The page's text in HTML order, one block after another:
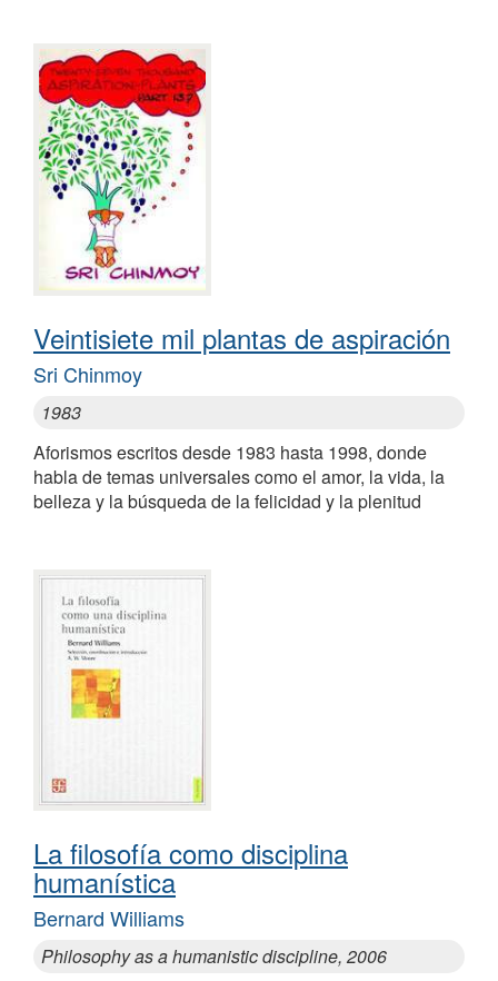
Veintisiete mil plantas de aspiración
Sri Chinmoy
1983
Aforismos escritos desde 1983 hasta 1998, donde
habla de temas universales como el amor, la vida, la
belleza y la búsqueda de la felicidad y la plenitud
La filosofía como disciplina
humanística
Bernard Williams
Philosophy as a humanistic discipline, 2006